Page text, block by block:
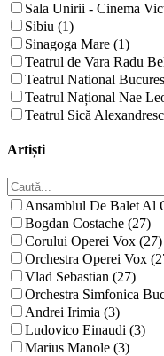
Sala Unirii - Cinema
Sibiu (1)
Sinagoga Mare (1)
Teatrul de Vara Radu
Teatrul National
Teatrul Național Nae
Teatrul Sică
Artiști
Ansamblul De Balet Al
Bogdan Costache (27)
Corului Operei Vox (27)
Orchestra Operei Vox
Vlad Sebastian (27)
Orchestra Simfonica
Andrei Irimia (3)
Ludovico Einaudi (3)
Marius Manole (3)